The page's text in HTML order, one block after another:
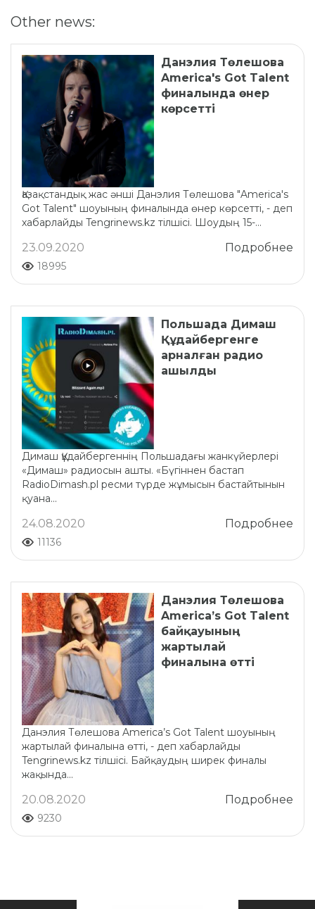
Other news:
Данэлия Төлешова
America's Got Talent
финалында өнер
көрсетті
Қазақстандық жас әнші Данэлия Төлешова "America's
Got Talent" шоуының финалында өнер көрсетті, - деп
хабарлайды Tengrinews.kz тілшісі. Шоудың 15-...
Подробнее
23.09.2020
18995
Польшада Димаш
Құдайбергенге
арналған радио
ашылды
Димаш Құдайбергеннің Польшадағы жанкүйерлері
«Димаш» радиосын ашты. «Бүгіннен бастап
RadioDimash.pl ресми түрде жұмысын бастайтынын
қуана...
Подробнее
24.08.2020
11136
Данэлия Төлешова
America’s Got Talent
байқауының
жартылай
финалына өтті
Данэлия Төлешова America’s Got Talent шоуының
жартылай финалына өтті, - деп хабарлайды
Tengrinews.kz тілшісі. Байқаудың ширек финалы
жақында...
Подробнее
20.08.2020
9230